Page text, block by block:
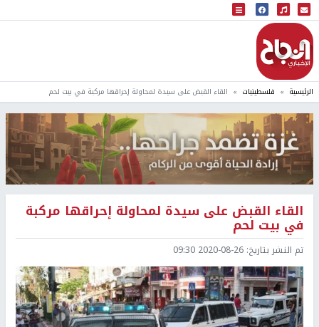
البث المباشر
إذاعة النجاح
الرئيسية فلسطينيات القاء القبض على سيدة لمحاولة إحراقها مركبة في بيت لحم
القاء القبض على سيدة لمحاولة إحراقها مركبة
في بيت لحم
تم النشر بتاريخ: 2020-08-26 09:30